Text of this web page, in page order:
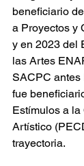
beneficiario
a Proyectos y
y en 2023 del
las Artes
SACPC antes
fue
Estímulos a
Artístico
trayectoria.